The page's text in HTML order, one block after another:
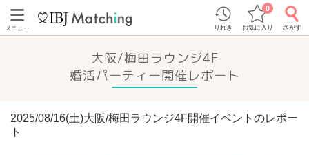
メニュー りれき お気に入り
0
さがす
大阪/梅田ラウンジ4F
婚活パーティー開催レポート
2025/08/16(土)大阪/梅田ラウンジ4F開催イベントのレポー
ト